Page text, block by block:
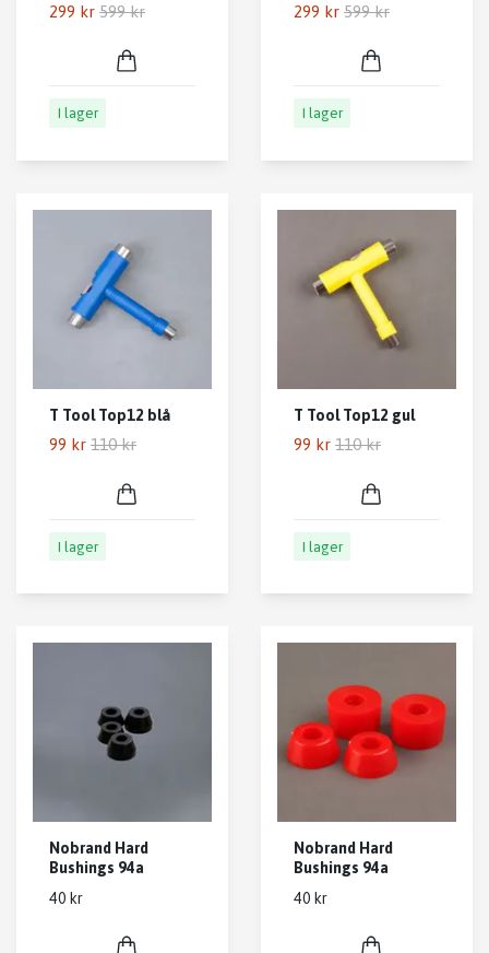
299 kr 599 kr
I lager
299 kr 599 kr
I lager
T Tool Top12 blå
99 kr 110 kr
I lager
T Tool Top12 gul
99 kr 110 kr
I lager
Nobrand Hard
Bushings 94a
40 kr
Nobrand Hard
Bushings 94a
40 kr